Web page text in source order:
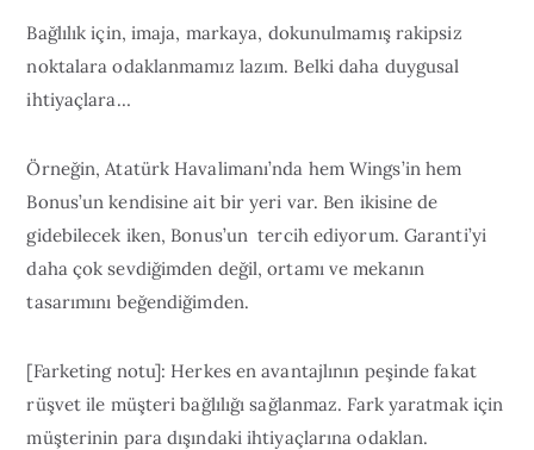
Bağlılık için, imaja, markaya, dokunulmamış rakipsiz
noktalara odaklanmamız lazım. Belki daha duygusal
ihtiyaçlara…
Örneğin, Atatürk Havalimanı’nda hem Wings’in hem
Bonus’un kendisine ait bir yeri var. Ben ikisine de
gidebilecek iken, Bonus’un tercih ediyorum. Garanti’yi
daha çok sevdiğimden değil, ortamı ve mekanın
tasarımını beğendiğimden.
[Farketing notu]: Herkes en avantajlının peşinde fakat
rüşvet ile müşteri bağlılığı sağlanmaz. Fark yaratmak için
müşterinin para dışındaki ihtiyaçlarına odaklan.